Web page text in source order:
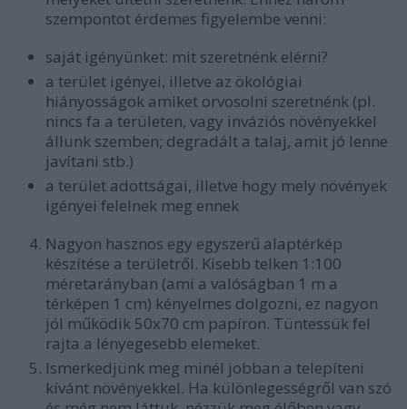
szempontot érdemes figyelembe venni:
saját igényünket: mit szeretnénk elérni?
a terület igényei, illetve az ökológiai
hiányosságok amiket orvosolni szeretnénk (pl.
nincs fa a területen, vagy inváziós növényekkel
állunk szemben; degradált a talaj, amit jó lenne
javítani stb.)
a terület adottságai, illetve hogy mely növények
igényei felelnek meg ennek
Nagyon hasznos egy egyszerű alaptérkép
készítése a területről. Kisebb telken 1:100
méretarányban (ami a valóságban 1 m a
térképen 1 cm) kényelmes dolgozni, ez nagyon
jól működik 50x70 cm papíron. Tüntessük fel
rajta a lényegesebb elemeket.
Ismerkedjünk meg minél jobban a telepíteni
kívánt növényekkel. Ha különlegességről van szó